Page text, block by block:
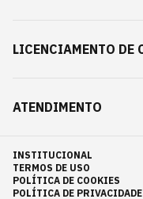
LICENCIAMENTO DE
ATENDIMENTO
INSTITUCIONAL
TERMOS DE USO
POLÍTICA DE COOKIES
POLÍTICA DE PRIVACIDADE